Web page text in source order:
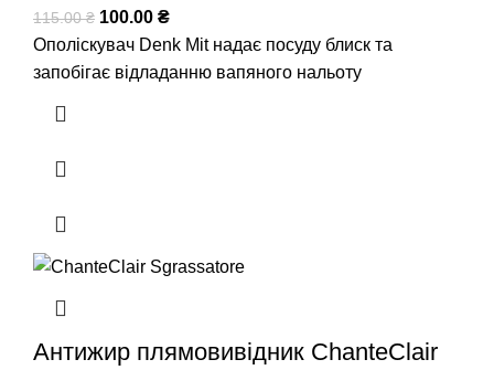
115.00₴ 100.00 ₴
Ополіскувач Denk Mit надає посуду блиск та
запобігає відладанню вапяного нальоту
Антижир плямовивідник ChanteClair